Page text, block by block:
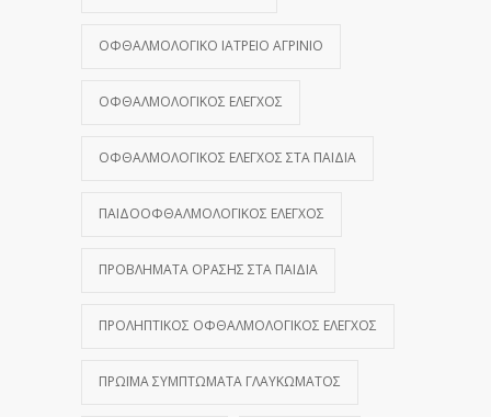
ΟΦΘΑΛΜΟΛΟΓΙΚΌ ΙΑΤΡΕΊΟ ΑΓΡΊΝΙΟ
ΟΦΘΑΛΜΟΛΟΓΙΚΌΣ ΈΛΕΓΧΟΣ
ΟΦΘΑΛΜΟΛΟΓΙΚΌΣ ΈΛΕΓΧΟΣ ΣΤΑ ΠΑΙΔΙΆ
ΠΑΙΔΟΟΦΘΑΛΜΟΛΟΓΙΚΌΣ ΈΛΕΓΧΟΣ
ΠΡΟΒΛΉΜΑΤΑ ΌΡΑΣΗΣ ΣΤΑ ΠΑΙΔΙΆ
ΠΡΟΛΗΠΤΙΚΌΣ ΟΦΘΑΛΜΟΛΟΓΙΚΌΣ ΈΛΕΓΧΟΣ
ΠΡΏΙΜΑ ΣΥΜΠΤΏΜΑΤΑ ΓΛΑΥΚΏΜΑΤΟΣ